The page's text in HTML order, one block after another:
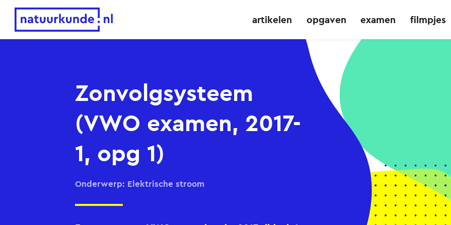
Natuurkunde.nl
artikelen opgaven examen filmpjes
Zonvolgsysteem
(VWO examen, 2017-
1, opg 1)
Onderwerp: Elektrische stroom